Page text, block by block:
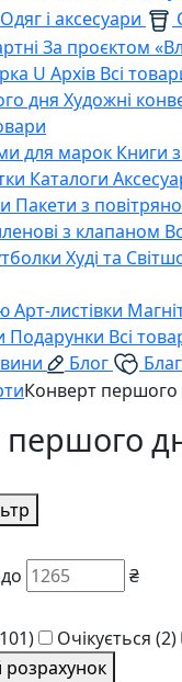
Одяг і аксесуари
За проєктом
U Архів Всі
дня Художні
для марок Книги
Каталоги
Пакети з
з клапаном
Худі та
Арт-листівки
Подарунки Всі
Блог
Конверт першого
першого
до
₴
Очікується (2)
розрахунок